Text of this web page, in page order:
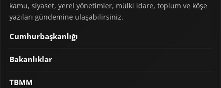
kamu, siyaset, yerel yönetimler, mülki idare, toplum ve köşe
yazıları gündemine ulaşabilirsiniz.
Cumhurbaşkanlığı
Bakanlıklar
TBMM